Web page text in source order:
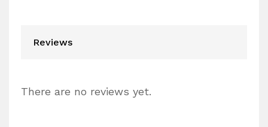
Reviews
There are no reviews yet.